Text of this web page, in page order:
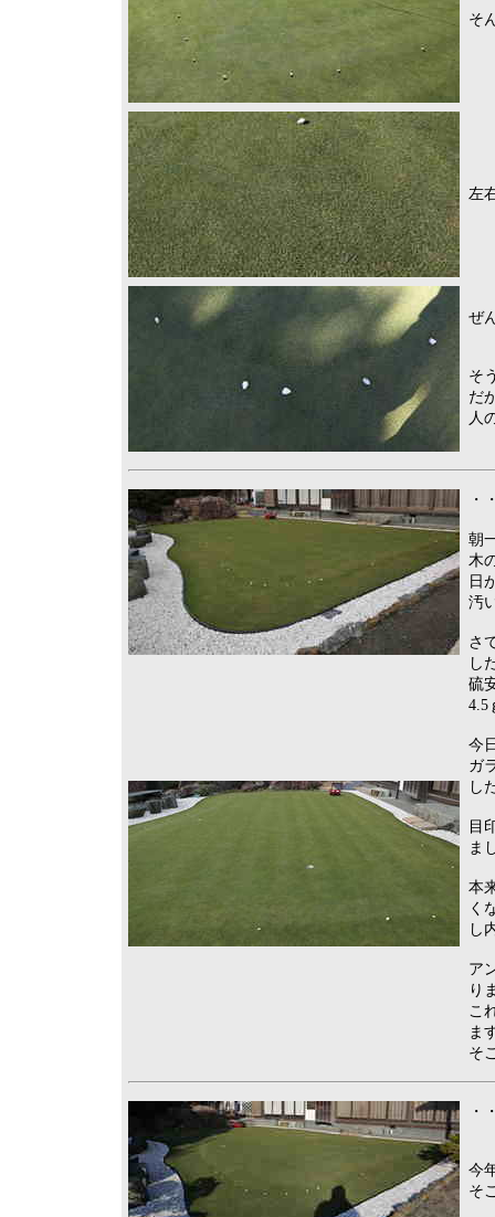
そ
左
ぜ
そ
だ
人
・
朝
木
日
汚
さ
し
硫
4.5
今
ガ
し
目
ま
本
く
し
ア
り
こ
ま
そ
・
今
そ